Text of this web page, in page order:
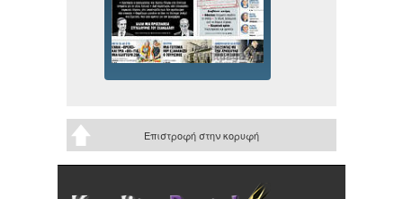
Επιστροφή στην κορυφή